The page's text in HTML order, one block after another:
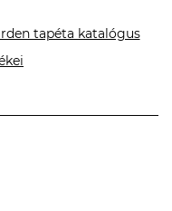
tapéta katalógus